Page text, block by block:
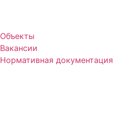
Объекты
Вакансии
Нормативная документация